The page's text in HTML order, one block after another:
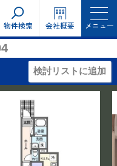
物件検索 会社概要 メニュー
検討リストに追加